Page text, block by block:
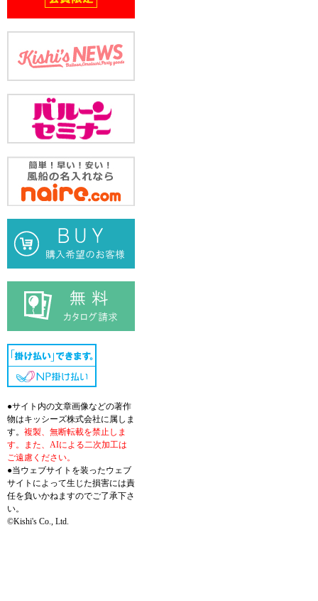
●サイト内の文章画像などの著作
物はキッシーズ株式会社に属しま
す。 複製、無断転載を禁止しま
す。また、AIによる二次加工は
ご遠慮ください。
●当ウェブサイトを装ったウェブ
サイトによって生じた損害には責
任を負いかねますのでご了承下さ
い。
©Kishi's Co., Ltd.